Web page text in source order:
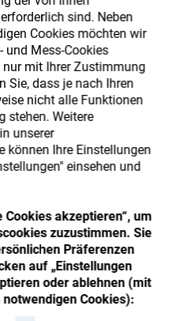
sind. Neben
Cookies möchten wir
und Mess-Cookies
mit Ihrer Zustimmung
Sie, dass je nach Ihren
nicht alle Funktionen
stehen. Weitere
unserer
können Ihre Einstellungen
einsehen und
akzeptieren“, um
zuzustimmen. Sie
Präferenzen
auf „Einstellungen
oder ablehnen (mit
Cookies):
your accounts
range of ophthalmic
Sign-In